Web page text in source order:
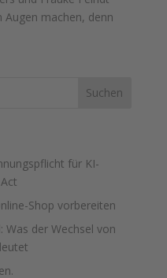
machen, denn
für KI-
Shop vorbereiten
Was der Wechsel von